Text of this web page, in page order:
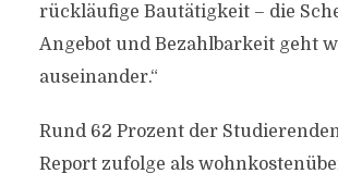
rückläufige Bautätigkeit – die
Angebot und Bezahlbarkeit geht
auseinander.“
Rund 62 Prozent der
Report zufolge als